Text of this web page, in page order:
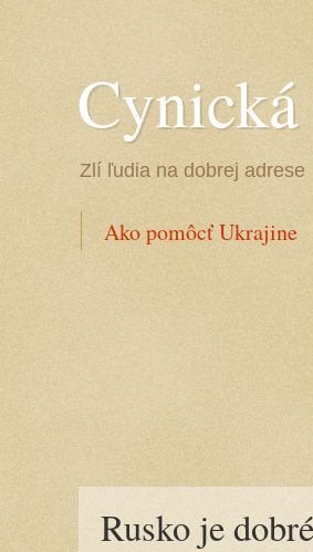
Zlí ľudia na dobrej adrese
Ako pomôcť Ukrajine
Rusko je